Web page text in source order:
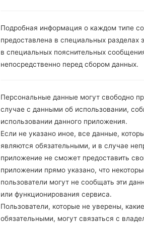
1.ПРОВЕРИТЬ НАЛИЧИЕ
Подробная информация о каждом типе
предоставлена в специальных разделах
в специальных пояснительных
непосредственно перед сбором данных.
Персональные данные могут свободно
случае с данными об использовании,
использовании данного приложения.
Если не указано иное, все данные,
являются обязательными, и в случае
приложение не сможет предоставить
приложении прямо указано, что
пользователи могут не сообщать эти
или функционирования сервиса.
Пользователи, которые не уверены,
обязательными, могут связаться с